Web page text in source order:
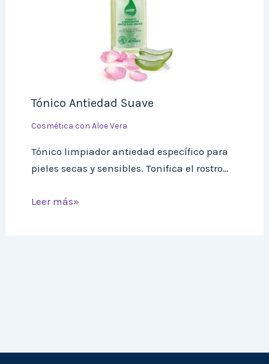
Tónico Antiedad Suave
Cosmética con Aloe Vera
Tónico limpiador antiedad específico para
pieles secas y sensibles. Tonifica el rostro…
Leer más»